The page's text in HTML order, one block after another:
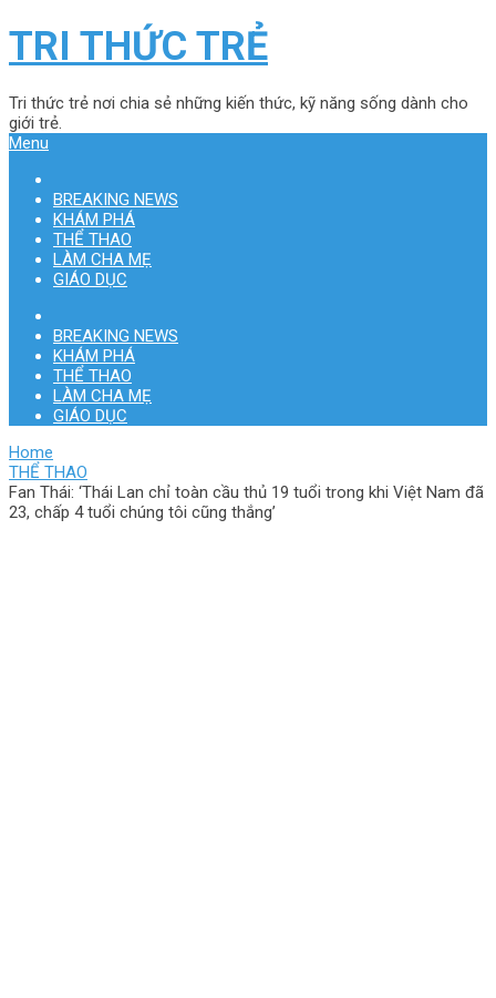
TRI THỨC TRẺ
Tri thức trẻ nơi chia sẻ những kiến thức, kỹ năng sống dành cho
giới trẻ.
Menu
BREAKING NEWS
KHÁM PHÁ
THỂ THAO
LÀM CHA MẸ
GIÁO DỤC
BREAKING NEWS
KHÁM PHÁ
THỂ THAO
LÀM CHA MẸ
GIÁO DỤC
Home
THỂ THAO
Fan Thái: ‘Thái Lan chỉ toàn cầu thủ 19 tuổi trong khi Việt Nam đã
23, chấp 4 tuổi chúng tôi cũng thắng’